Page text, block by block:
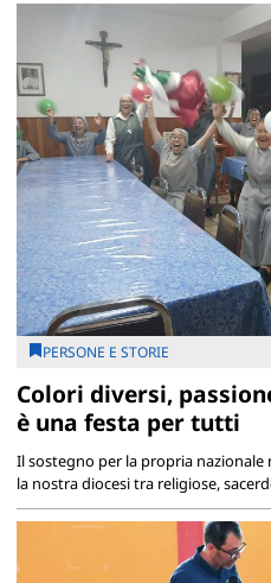
PERSONE E STORIE
Colori diversi,
è una festa per tutti
Il sostegno per la propria
la nostra diocesi tra religiose,